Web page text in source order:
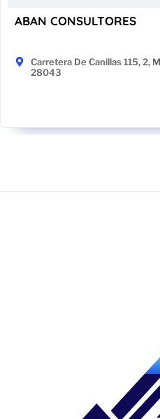
ABAN CONSULTORES
Carretera De Canillas 115, 2,
28043